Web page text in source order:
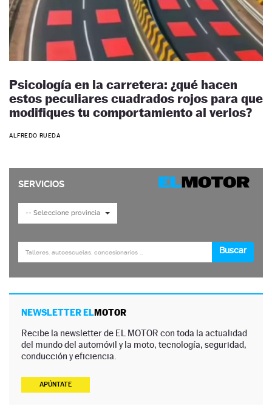
Psicología en la carretera: ¿qué hacen
estos peculiares cuadrados rojos para que
modifiques tu comportamiento al verlos?
ALFREDO RUEDA
NEWSLETTER ELMOTOR
Recibe la newsletter de EL MOTOR con toda la actualidad
del mundo del automóvil y la moto, tecnología, seguridad,
conducción y eficiencia.
APÚNTATE